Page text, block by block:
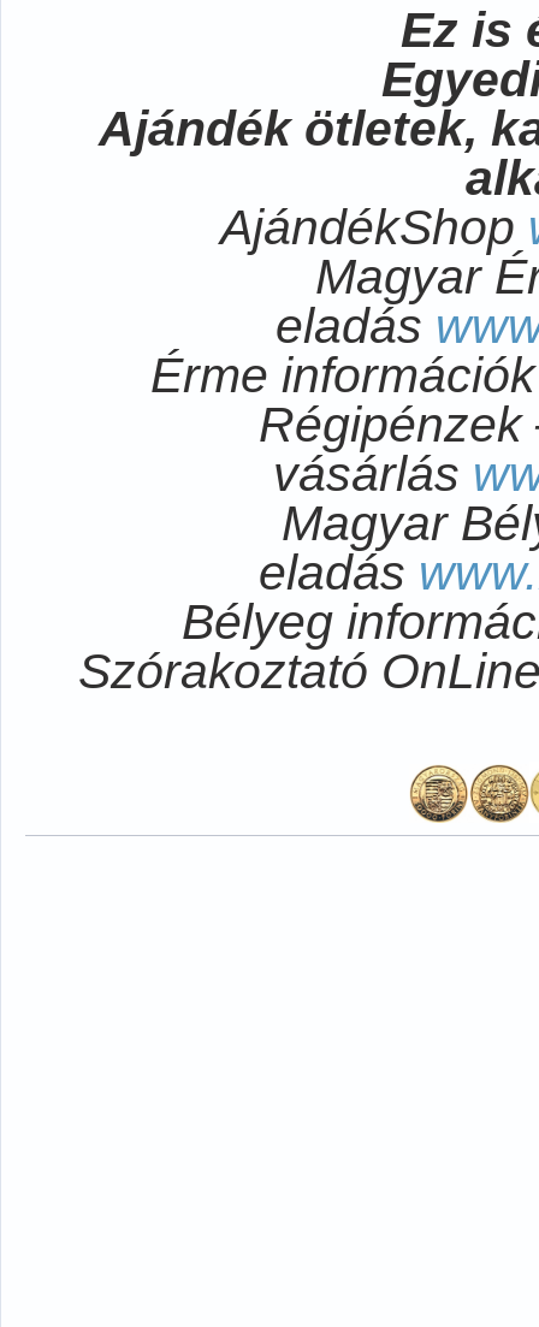
Ez is
Ajándék ötletek,
AjándékShop
Magyar
eladás
Érme
Régipénzek
vásárlás
Magyar
eladás
Bélyeg
Szórakoztató